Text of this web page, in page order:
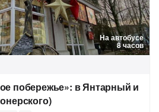
На автобусе
8 часов
побережье»: в Янтарный и